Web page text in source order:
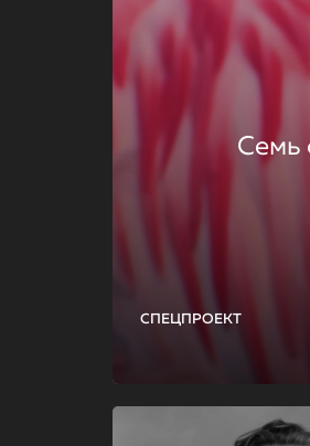
СПЕЦПРОЕКТ
Семь